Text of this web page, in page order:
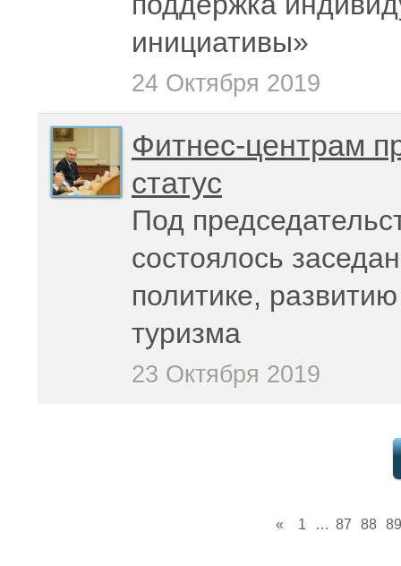
инициативы»
24 Октября 2019
Фитнес-центрам
статус
Под
состоялось
политике,
туризма
23 Октября 2019
« 1 … 87 88